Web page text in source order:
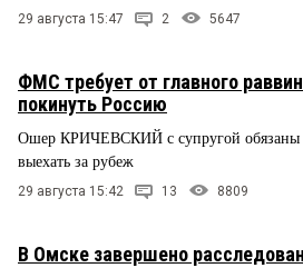
29 августа 15:47 2 5647
ФМС требует от главного
покинуть Россию
Ошер КРИЧЕВСКИЙ с супругой обязаны
выехать за рубеж
29 августа 15:42 13 8809
В Омске завершено